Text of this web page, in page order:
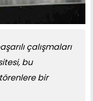
çalışmaları
bu
bir